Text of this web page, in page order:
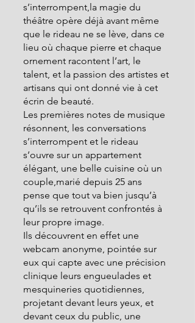
s’interrompent,la magie du
théâtre opère déjà avant même
que le rideau ne se lève, dans ce
lieu où chaque pierre et chaque
ornement racontent l’art, le
talent, et la passion des artistes et
artisans qui ont donné vie à cet
écrin de beauté.
Les premières notes de musique
résonnent, les conversations
s’interrompent et le rideau
s’ouvre sur un appartement
élégant, une belle cuisine où un
couple,marié depuis 25 ans
pense que tout va bien jusqu’à
qu’ils se retrouvent confrontés à
leur propre image.
Ils découvrent en effet une
webcam anonyme, pointée sur
eux qui capte avec une précision
clinique leurs engueulades et
mesquineries quotidiennes,
projetant devant leurs yeux, et
devant ceux du public, une